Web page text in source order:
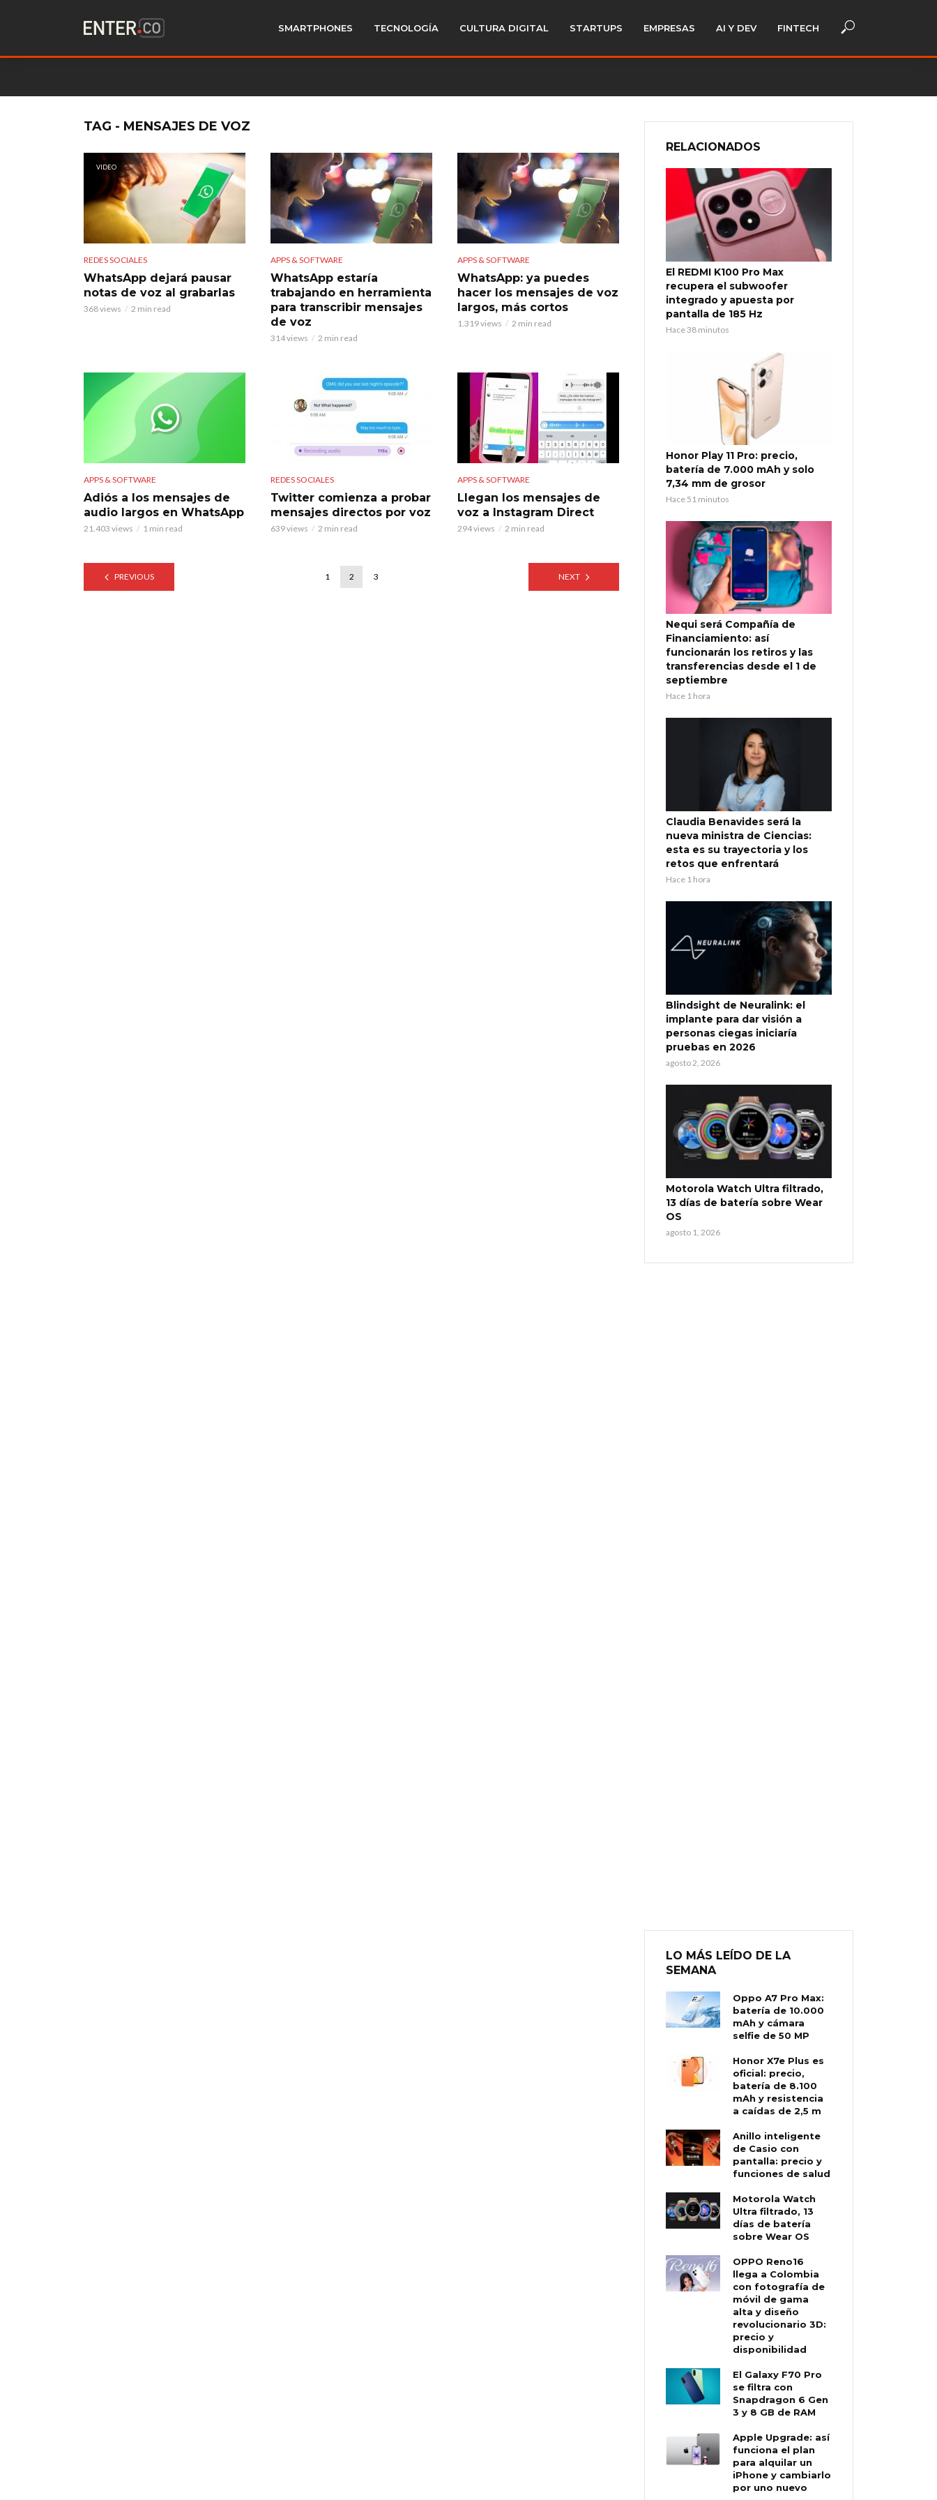
SMARTPHONES TECNOLOGÍA CULTURA DIGITAL STARTUPS EMPRESAS AI Y DEV FINTECH
TAG - MENSAJES DE VOZ
VIDEO
REDES SOCIALES
WhatsApp dejará pausar
notas de voz al grabarlas
368 views 2 min read
APPS & SOFTWARE
WhatsApp estaría
trabajando en herramienta
para transcribir mensajes
de voz
314 views 2 min read
APPS & SOFTWARE
WhatsApp: ya puedes
hacer los mensajes de voz
largos, más cortos
1.319 views 2 min read
APPS & SOFTWARE
Adiós a los mensajes de
audio largos en WhatsApp
21.403 views 1 min read
REDES SOCIALES
Twitter comienza a probar
mensajes directos por voz
639 views 2 min read
APPS & SOFTWARE
Llegan los mensajes de
voz a Instagram Direct
294 views 2 min read
PREVIOUS 1 2 3 NEXT
RELACIONADOS
El REDMI K100 Pro Max
recupera el subwoofer
integrado y apuesta por
pantalla de 185 Hz
Hace 38 minutos
Honor Play 11 Pro: precio,
batería de 7.000 mAh y solo
7,34 mm de grosor
Hace 51 minutos
Nequi será Compañía de
Financiamiento: así
funcionarán los retiros y las
transferencias desde el 1 de
septiembre
Hace 1 hora
Claudia Benavides será la
nueva ministra de Ciencias:
esta es su trayectoria y los
retos que enfrentará
Hace 1 hora
Blindsight de Neuralink: el
implante para dar visión a
personas ciegas iniciaría
pruebas en 2026
agosto 2, 2026
Motorola Watch Ultra filtrado,
13 días de batería sobre Wear
OS
agosto 1, 2026
LO MÁS LEÍDO DE LA
SEMANA
Oppo A7 Pro Max:
batería de 10.000
mAh y cámara
selfie de 50 MP
Honor X7e Plus es
oficial: precio,
batería de 8.100
mAh y resistencia
a caídas de 2,5 m
Anillo inteligente
de Casio con
pantalla: precio y
funciones de salud
Motorola Watch
Ultra filtrado, 13
días de batería
sobre Wear OS
OPPO Reno16
llega a Colombia
con fotografía de
móvil de gama
alta y diseño
revolucionario 3D:
precio y
disponibilidad
El Galaxy F70 Pro
se filtra con
Snapdragon 6 Gen
3 y 8 GB de RAM
Apple Upgrade: así
funciona el plan
para alquilar un
iPhone y cambiarlo
por uno nuevo